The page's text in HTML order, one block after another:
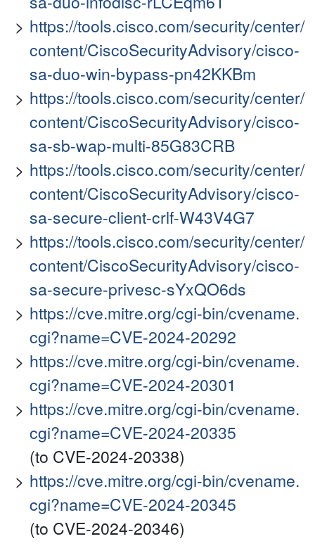
https://tools.cisco.com/security/center/
content/CiscoSecurityAdvisory/cisco-
sa-duo-win-bypass-pn42KKBm
https://tools.cisco.com/security/center/
content/CiscoSecurityAdvisory/cisco-
sa-sb-wap-multi-85G83CRB
https://tools.cisco.com/security/center/
content/CiscoSecurityAdvisory/cisco-
sa-secure-client-crlf-W43V4G7
https://tools.cisco.com/security/center/
content/CiscoSecurityAdvisory/cisco-
sa-secure-privesc-sYxQO6ds
https://cve.mitre.org/cgi-bin/cvename.
cgi?name=CVE-2024-20292
https://cve.mitre.org/cgi-bin/cvename.
cgi?name=CVE-2024-20301
https://cve.mitre.org/cgi-bin/cvename.
cgi?name=CVE-2024-20335
(to CVE-2024-20338)
https://cve.mitre.org/cgi-bin/cvename.
cgi?name=CVE-2024-20345
(to CVE-2024-20346)